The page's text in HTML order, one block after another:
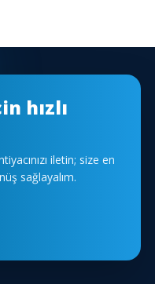
hızlı
iletin; size en
sağlayalım.